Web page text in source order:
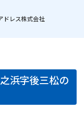
ドレス株式会社
浜字後三松の